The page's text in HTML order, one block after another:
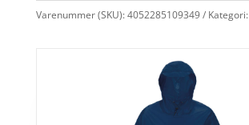
Varenummer (SKU):4052285109349 Kategori: